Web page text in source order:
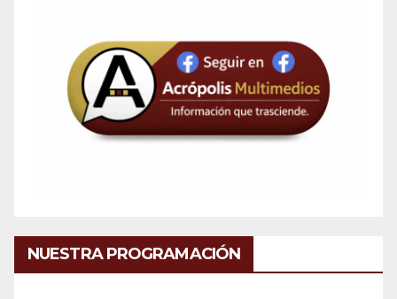
NUESTRA PROGRAMACIÓN